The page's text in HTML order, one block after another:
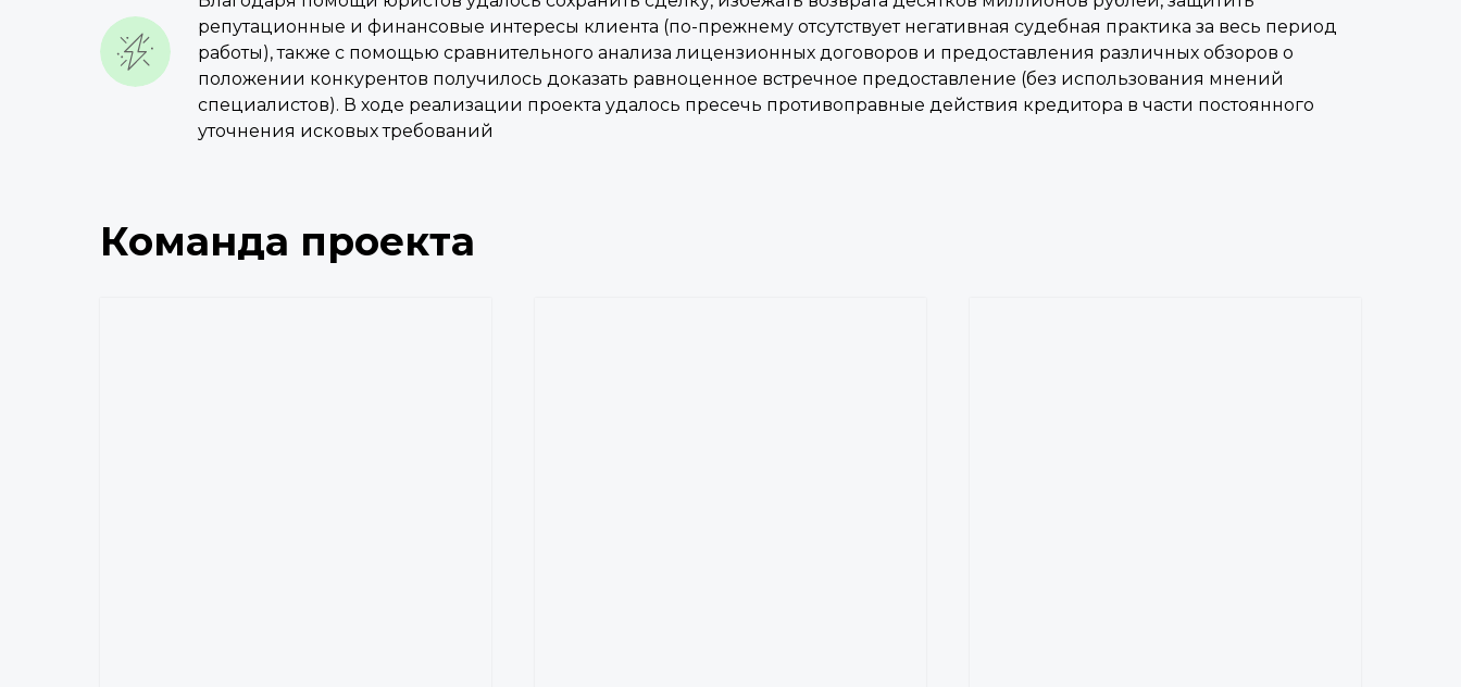
репутационные и финансовые интересы клиента (по-прежнему отсутствует негативная судебная практика за весь период
работы), также с помощью сравнительного анализа лицензионных договоров и предоставления различных обзоров о
положении конкурентов получилось доказать равноценное встречное предоставление (без использования мнений
специалистов). В ходе реализации проекта удалось пресечь противоправные действия кредитора в части постоянного
уточнения исковых требований
Команда проекта